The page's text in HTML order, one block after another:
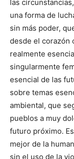
las
una forma de
sin más poder,
desde el corazón
realmente
singularmente
esencial de las
sobre temas
ambiental, que
pueblos a muy
futuro próximo.
mejor de la
sin el uso de la